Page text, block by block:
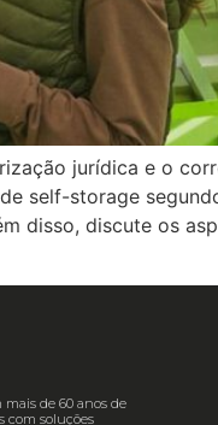
jurídica e o
self-storage
disso, discute os
de 60 anos de
com soluções